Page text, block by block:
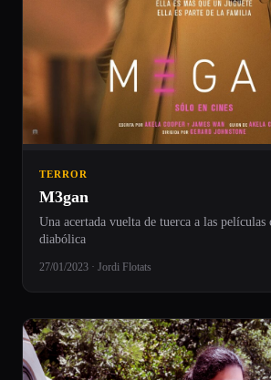
TERROR
M3gan
Una acertada vuelta de tuerca a las películas
diabólica
27/01/2023 · Jordi Flotats